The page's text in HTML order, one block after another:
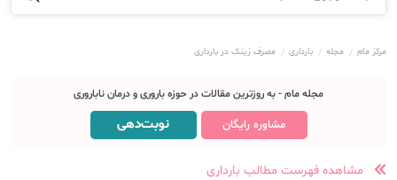
مرکز مام مجله بارداری مصرف زینک در بارداری
مجله مام - به روزترین مقالات در حوزه باروری و درمان ناباروری
مشاوره رایگان نوبت‌دهی
مشاهده فهرست مطالب بارداری